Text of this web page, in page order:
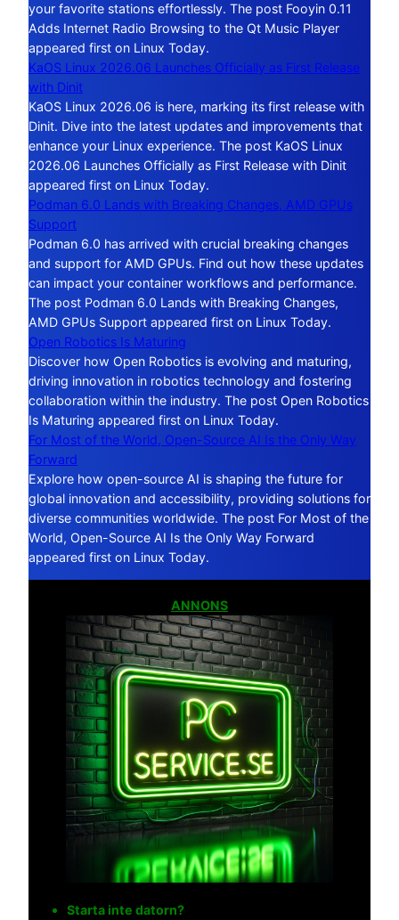
your favorite stations effortlessly. The post Fooyin 0.11
Adds Internet Radio Browsing to the Qt Music Player
appeared first on Linux Today.
KaOS Linux 2026.06 Launches Officially as First Release
with Dinit
KaOS Linux 2026.06 is here, marking its first release with
Dinit. Dive into the latest updates and improvements that
enhance your Linux experience. The post KaOS Linux
2026.06 Launches Officially as First Release with Dinit
appeared first on Linux Today.
Podman 6.0 Lands with Breaking Changes, AMD GPUs
Support
Podman 6.0 has arrived with crucial breaking changes
and support for AMD GPUs. Find out how these updates
can impact your container workflows and performance.
The post Podman 6.0 Lands with Breaking Changes,
AMD GPUs Support appeared first on Linux Today.
Open Robotics Is Maturing
Discover how Open Robotics is evolving and maturing,
driving innovation in robotics technology and fostering
collaboration within the industry. The post Open Robotics
Is Maturing appeared first on Linux Today.
For Most of the World, Open-Source AI Is the Only Way
Forward
Explore how open-source AI is shaping the future for
global innovation and accessibility, providing solutions for
diverse communities worldwide. The post For Most of the
World, Open-Source AI Is the Only Way Forward
appeared first on Linux Today.
ANNONS
Starta inte datorn?